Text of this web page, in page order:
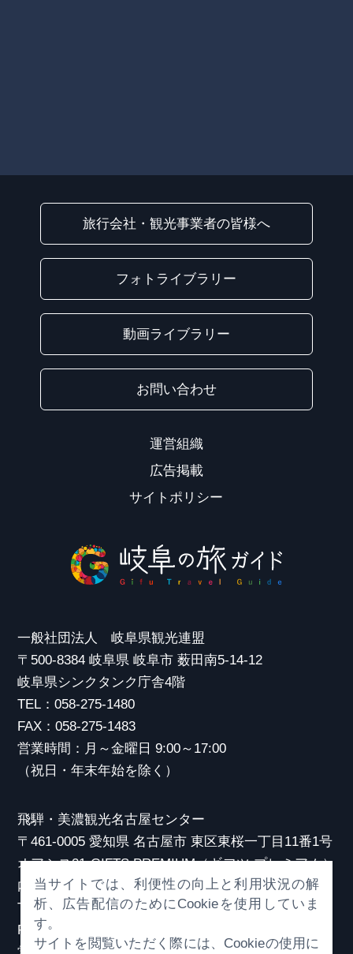
旅行会社・観光事業者の皆様へ
フォトライブラリー
動画ライブラリー
お問い合わせ
運営組織
広告掲載
サイトポリシー
一般社団法人 岐阜県観光連盟
〒500-8384 岐阜県 岐阜市 薮田南5-14-12
岐阜県シンクタンク庁舎4階
TEL：058-275-1480
FAX：058-275-1483
営業時間：月～金曜日 9:00～17:00
（祝日・年末年始を除く）
飛騨・美濃観光名古屋センター
〒461-0005 愛知県 名古屋市 東区東桜一丁目11番1号
オアシス21 GIFTS PREMIUM（ギフツ プレミアム）
内
TEL：052-253-6185
FAX：052-253-6186
当サイトでは、利便性の向上と利用状況の解
析、広告配信のためにCookieを使用していま
す。
サイトを閲覧いただく際には、Cookieの使用に